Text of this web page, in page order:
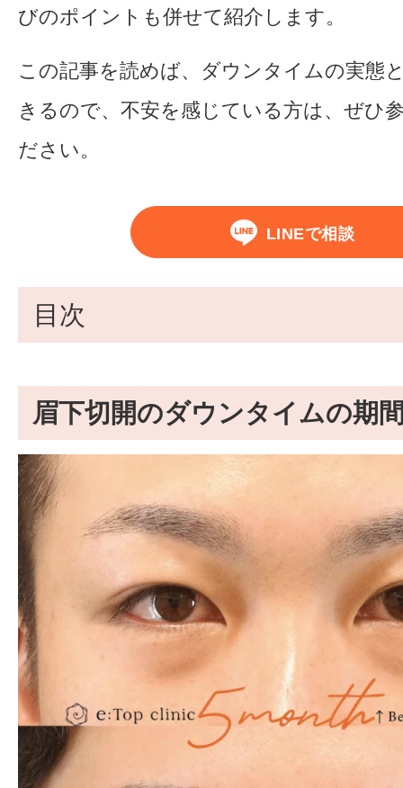
びのポイントも併せて紹介します。
この記事を読めば、ダウンタイムの実態
きるので、不安を感じている方は、ぜひ
ださい。
LINEで相談
目次
眉下切開のダウンタイムの期